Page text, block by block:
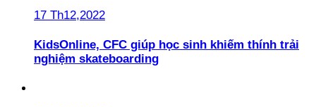
17 Th12,2022
KidsOnline, CFC giúp học sinh khiếm thính trải
nghiệm skateboarding